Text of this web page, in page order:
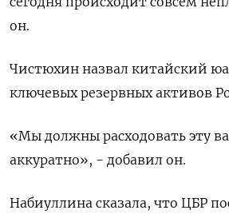
он.
Чистюхин назвал китайский
ключевых резервных активов
«Мы должны расходовать эту
аккуратно», - добавил он.
Набиуллина сказала, что ЦБР